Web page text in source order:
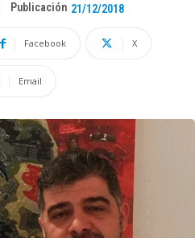
Publicación 21/12/2018
Facebook X
Email